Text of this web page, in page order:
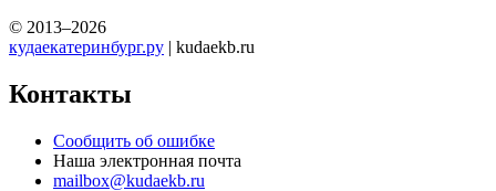
© 2013–2026
кудаекатеринбург.ру | kudaekb.ru
Контакты
Сообщить об ошибке
Наша электронная почта
mailbox@kudaekb.ru